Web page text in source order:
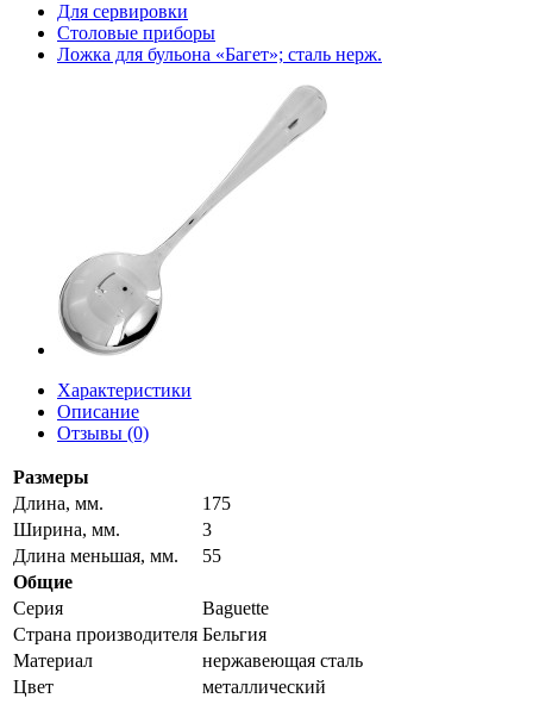
Для сервировки
Столовые приборы
Ложка для бульона «Багет»; сталь нерж.
Характеристики
Описание
Отзывы (0)
Размеры
Длина, мм.
175
Ширина, мм.
3
Длина меньшая, мм.
55
Общие
Серия
Baguette
Страна производителя Бельгия
Материал
нержавеющая сталь
Цвет
металлический